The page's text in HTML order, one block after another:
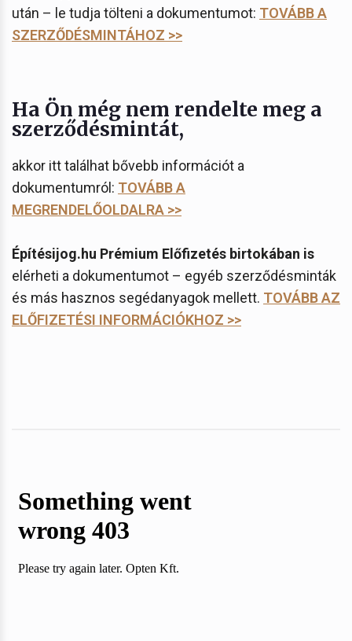
után – le tudja tölteni a dokumentumot: TOVÁBB A
SZERZŐDÉSMINTÁHOZ >>
Ha Ön még nem rendelte meg a
szerződésmintát,
akkor itt találhat bővebb információt a
dokumentumról: TOVÁBB A
MEGRENDELŐOLDALRA >>
Építésijog.hu Prémium Előfizetés birtokában is
elérheti a dokumentumot – egyéb szerződésminták
és más hasznos segédanyagok mellett. TOVÁBB AZ
ELŐFIZETÉSI INFORMÁCIÓKHOZ >>